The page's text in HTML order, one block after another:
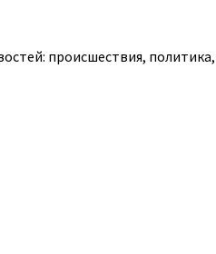
происшествия,